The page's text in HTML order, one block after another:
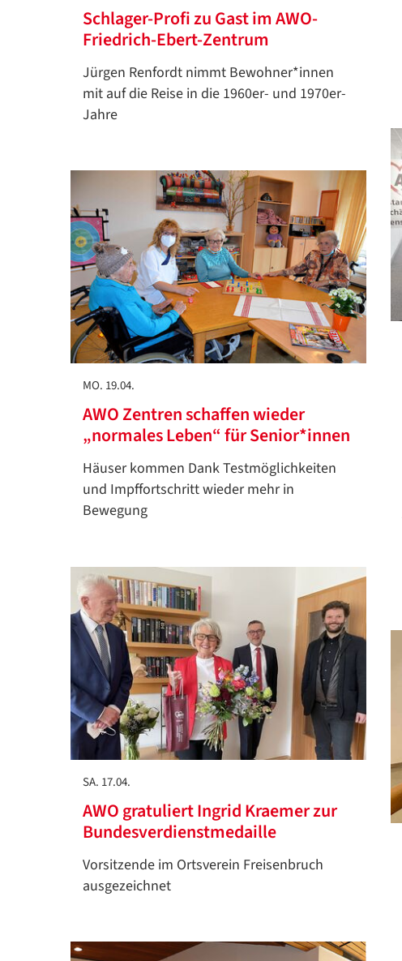
Schlager-Profi zu Gast im AWO-
Friedrich-Ebert-Zentrum
Jürgen Renfordt nimmt Bewohner*innen
mit auf die Reise in die 1960er- und 1970er-
Jahre
MO. 19.04.
AWO Zentren schaffen wieder
„normales Leben“ für Senior*innen
Häuser kommen Dank Testmöglichkeiten
und Impffortschritt wieder mehr in
Bewegung
SA. 17.04.
AWO gratuliert Ingrid Kraemer zur
Bundesverdienstmedaille
Vorsitzende im Ortsverein Freisenbruch
ausgezeichnet